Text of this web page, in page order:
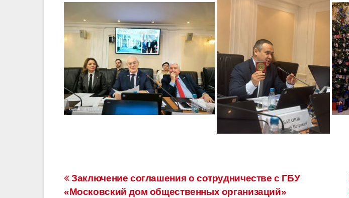
Навигация
Заключение соглашения о сотрудничестве с ГБУ
«Московский дом общественных организаций»